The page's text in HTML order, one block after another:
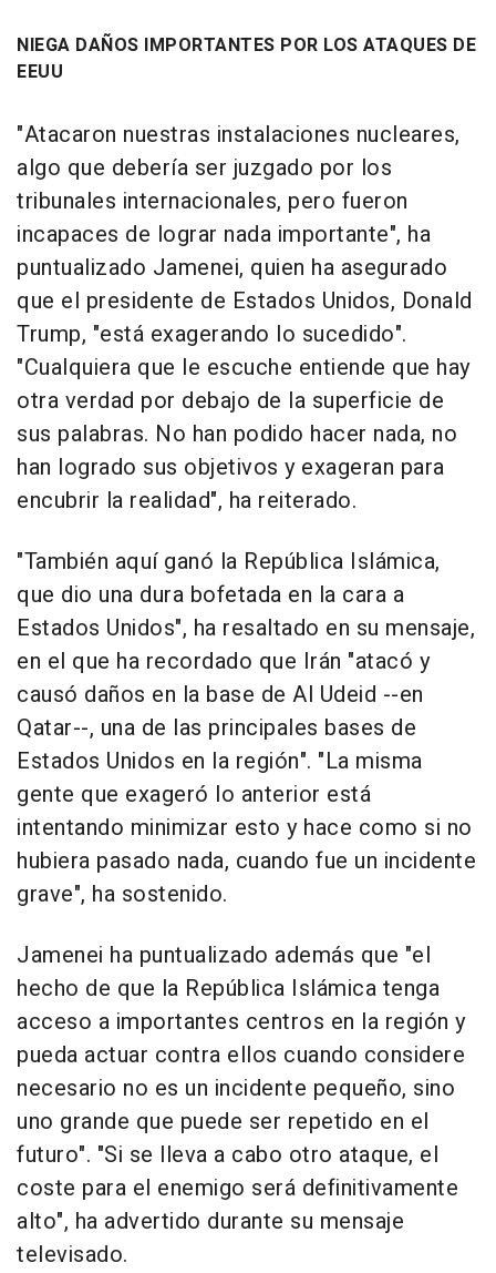
NIEGA DAÑOS IMPORTANTES POR LOS ATAQUES DE
EEUU
"Atacaron nuestras instalaciones nucleares,
algo que debería ser juzgado por los
tribunales internacionales, pero fueron
incapaces de lograr nada importante", ha
puntualizado Jamenei, quien ha asegurado
que el presidente de Estados Unidos, Donald
Trump, "está exagerando lo sucedido".
"Cualquiera que le escuche entiende que hay
otra verdad por debajo de la superficie de
sus palabras. No han podido hacer nada, no
han logrado sus objetivos y exageran para
encubrir la realidad", ha reiterado.
"También aquí ganó la República Islámica,
que dio una dura bofetada en la cara a
Estados Unidos", ha resaltado en su mensaje,
en el que ha recordado que Irán "atacó y
causó daños en la base de Al Udeid --en
Qatar--, una de las principales bases de
Estados Unidos en la región". "La misma
gente que exageró lo anterior está
intentando minimizar esto y hace como si no
hubiera pasado nada, cuando fue un incidente
grave", ha sostenido.
Jamenei ha puntualizado además que "el
hecho de que la República Islámica tenga
acceso a importantes centros en la región y
pueda actuar contra ellos cuando considere
necesario no es un incidente pequeño, sino
uno grande que puede ser repetido en el
futuro". "Si se lleva a cabo otro ataque, el
coste para el enemigo será definitivamente
alto", ha advertido durante su mensaje
televisado.